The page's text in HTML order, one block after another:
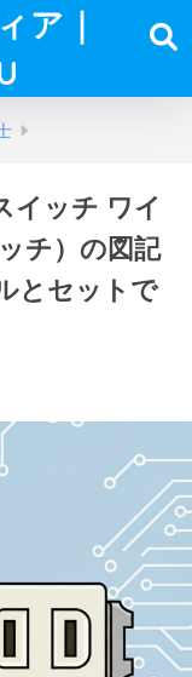
ア｜
イッチ ワイ
チ）の図記
とセットで